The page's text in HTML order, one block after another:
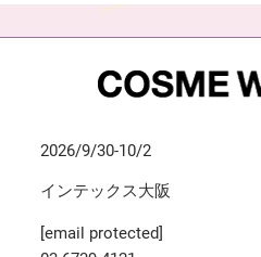
2026/9/30-10/2
インテックス大阪
[email protected]